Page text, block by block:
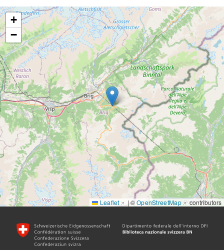
+
−
Leaflet |©OpenStreetMap contributors